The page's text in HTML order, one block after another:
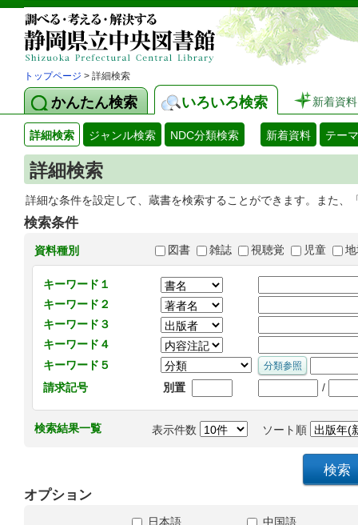
トップページ > 詳細検索
かんたん検索 いろいろ検索 新着資料
詳細検索 ジャンル検索 NDC分類検索 新着資料 テー
詳細検索
詳細な条件を設定して、蔵書を検索することができます。また
検索条件
資料種別 図書 雑誌 視聴覚 児童
キーワード１
キーワード２
キーワード３
キーワード４
キーワード５
請求記号
別置 /
検索結果一覧 表示件数 ソート順
オプション
日本語
中国語